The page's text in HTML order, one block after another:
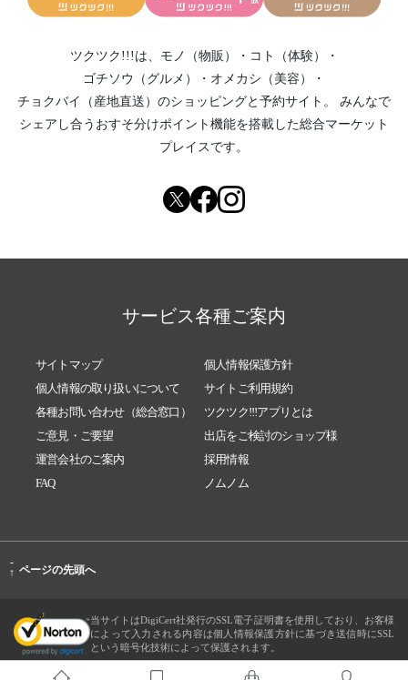
ツクツク!!!は、 モノ（物販） ・ コト（体験）
・
ゴチソウ（グルメ）
・ オメカシ（美容）
・
チョクバイ（産地直送） のショッピングと予約サイト。
みんなで
シェアし合う おすそ分けポイント機能を搭載した総合マーケット
プレイスです。
サービス各種ご案内
サイトマップ
個人情報保護方針
個人情報の取り扱いについて
サイトご利用規約
各種お問い合わせ（総合窓口）
ツクツク!!!アプリとは
ご意見・ご要望
出店をご検討のショップ様
運営会社のご案内
採用情報
FAQ
ノムノム
-
↑ ページの先頭へ
当サイトはDigiCert社発行のSSL電子証明書を使用しており、お客様
によって入力される内容は個人情報保護方針に基づき送信時にSSL
という暗号化技術によって保護されます。